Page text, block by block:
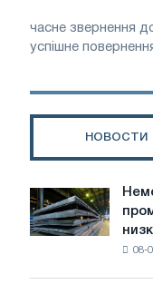
часне звернення
успішне
НОВОСТИ
Немецкая
сталелитейная
промышленность
предупреждает:08-